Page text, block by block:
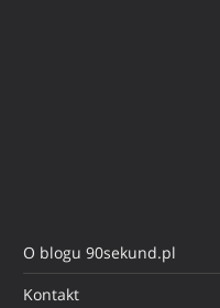
O blogu 90sekund.pl
Kontakt